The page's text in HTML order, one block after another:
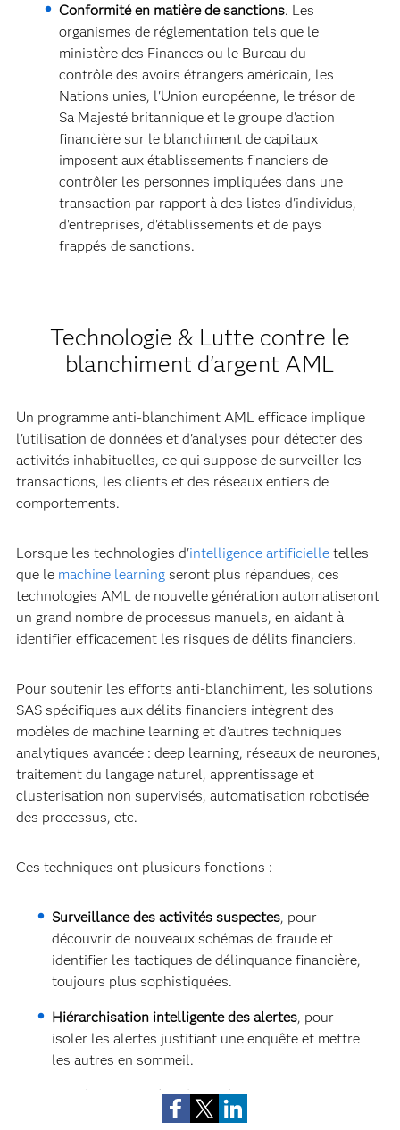
Conformité en matière de sanctions. Les
organismes de réglementation tels que le
ministère des Finances ou le Bureau du
contrôle des avoirs étrangers américain, les
Nations unies, l'Union européenne, le trésor de
Sa Majesté britannique et le groupe d'action
financière sur le blanchiment de capitaux
imposent aux établissements financiers de
contrôler les personnes impliquées dans une
transaction par rapport à des listes d'individus,
d'entreprises, d'établissements et de pays
frappés de sanctions.
Technologie & Lutte contre le
blanchiment d'argent AML
Un programme anti-blanchiment AML efficace implique
l'utilisation de données et d'analyses pour détecter des
activités inhabituelles, ce qui suppose de surveiller les
transactions, les clients et des réseaux entiers de
comportements.
Lorsque les technologies d'intelligence artificielletelles
que le machine learningseront plus répandues, ces
technologies AML de nouvelle génération automatiseront
un grand nombre de processus manuels, en aidant à
identifier efficacement les risques de délits financiers.
Pour soutenir les efforts anti-blanchiment, les solutions
SAS spécifiques aux délits financiers intègrent des
modèles de machine learning et d'autres techniques
analytiques avancée : deep learning, réseaux de neurones,
traitement du langage naturel, apprentissage et
clusterisation non supervisés, automatisation robotisée
des processus, etc.
Ces techniques ont plusieurs fonctions :
Surveillance des activités suspectes, pour
découvrir de nouveaux schémas de fraude et
identifier les tactiques de délinquance financière,
toujours plus sophistiquées.
Hiérarchisation intelligente des alertes, pour
isoler les alertes justifiant une enquête et mettre
les autres en sommeil.
Enrichissement des alertes/cas
aux enquêteurs AML des images, cas antérieurs,